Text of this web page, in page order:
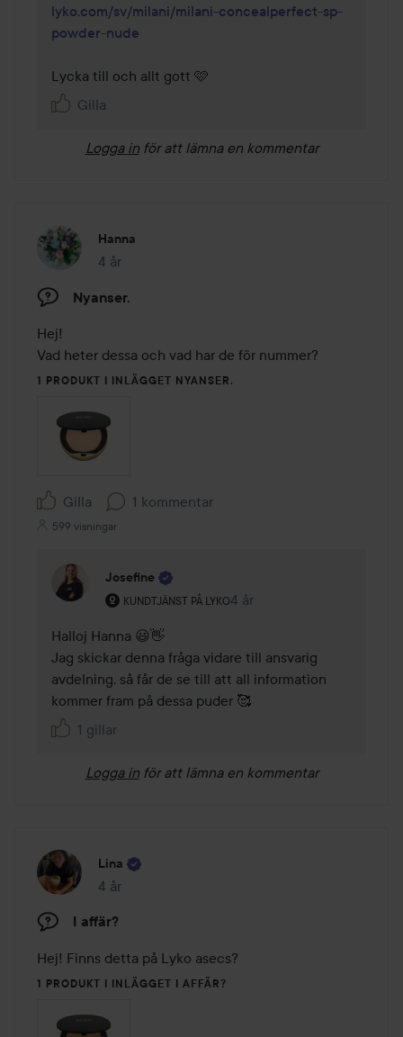
lyko.com/sv/milani/milani-concealperfect-sp-
powder-nude
Lycka till och allt gott 🩷
Gilla
Logga in för att lämna en kommentar
Hanna
4 år
Inlägget skapades 4 år
Nyanser.
Hej!
Vad heter dessa och vad har de för nummer?
1 PRODUKT I INLÄGGET NYANSER.
Gilla 1 kommentar
599 visningar
Josefine
KUNDTJÄNST PÅ LYKO
Användarens roll: Kundtjänst på Lyko.
4 år
Kommentaren lades 4 år
Halloj Hanna 😃👋
Jag skickar denna fråga vidare till ansvarig
avdelning, så får de se till att all information
kommer fram på dessa puder 🥰
1 gillar
Logga in för att lämna en kommentar
Lina
4 år
Inlägget skapades 4 år
I affär?
Hej! Finns detta på Lyko asecs?
1 PRODUKT I INLÄGGET I AFFÄR?